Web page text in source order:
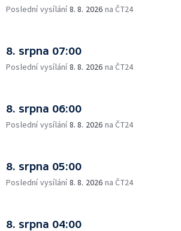
Poslední vysílání8. 8. 2026 na ČT24
8. srpna 07:00
Poslední vysílání8. 8. 2026 na ČT24
8. srpna 06:00
Poslední vysílání8. 8. 2026 na ČT24
8. srpna 05:00
Poslední vysílání8. 8. 2026 na ČT24
8. srpna 04:00